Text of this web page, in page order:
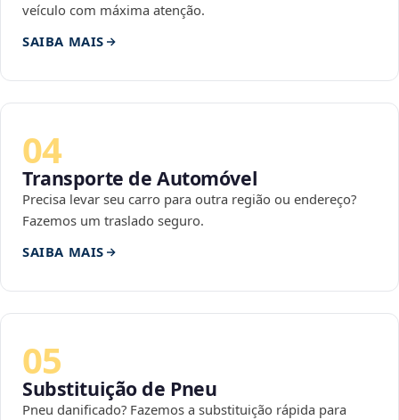
veículo com máxima atenção.
SAIBA MAIS
04
Transporte de Automóvel
Precisa levar seu carro para outra região ou endereço?
Fazemos um traslado seguro.
SAIBA MAIS
05
Substituição de Pneu
Pneu danificado? Fazemos a substituição rápida para